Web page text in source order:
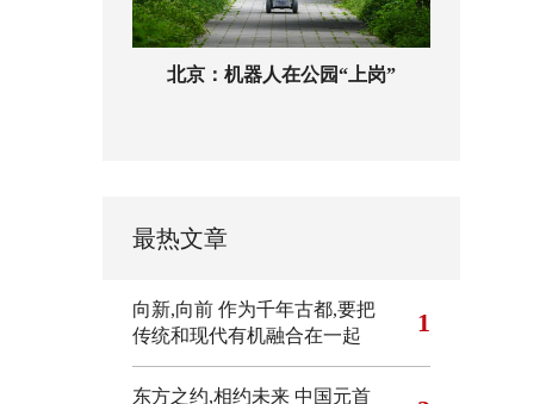
北京：机器人在公园“上岗”
最热文章
向新,向前 作为千年古都,要把
传统和现代有机融合在一起
1
东方之约,相约未来 中国元首